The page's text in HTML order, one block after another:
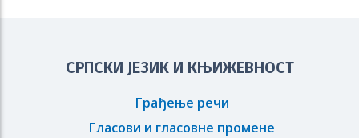
СРПСКИ ЈЕЗИК И КЊИЖЕВНОСТ
Грађење речи
Гласови и гласовне промене